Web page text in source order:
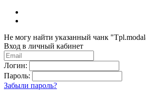
Не могу найти указанный чанк
Вход в личный кабинет
Логин:
Пароль:
Забыли пароль?